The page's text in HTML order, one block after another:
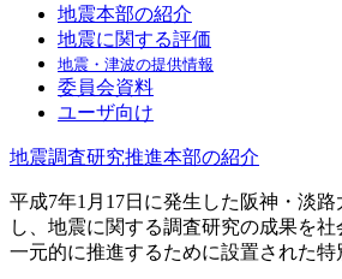
地震本部の紹介
地震に関する評価
地震・津波の提供情報
委員会資料
ユーザ向け
地震調査研究推進本部の紹介
平成7年1月17日に発生した阪神・淡
し、地震に関する調査研究の成果を
一元的に推進するために設置された特